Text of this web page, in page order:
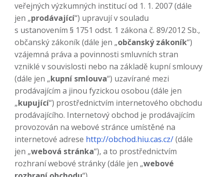
veřejných výzkumných institucí od 1. 1. 2007 (dále
jen „prodávající“) upravují v souladu
s ustanovením § 1751 odst. 1 zákona č. 89/2012 Sb.,
občanský zákoník (dále jen „občanský zákoník“)
vzájemná práva a povinnosti smluvních stran
vzniklé v souvislosti nebo na základě kupní smlouvy
(dále jen „kupní smlouva“) uzavírané mezi
prodávajícím a jinou fyzickou osobou (dále jen
„kupující“) prostřednictvím internetového obchodu
prodávajícího. Internetový obchod je prodávajícím
provozován na webové stránce umístěné na
internetové adrese http://obchod.hiu.cas.cz/(dále
jen „webová stránka“), a to prostřednictvím
rozhraní webové stránky (dále jen „webové